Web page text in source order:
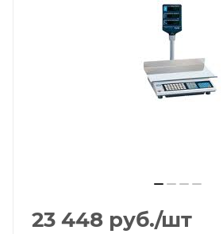
23 448 руб./шт